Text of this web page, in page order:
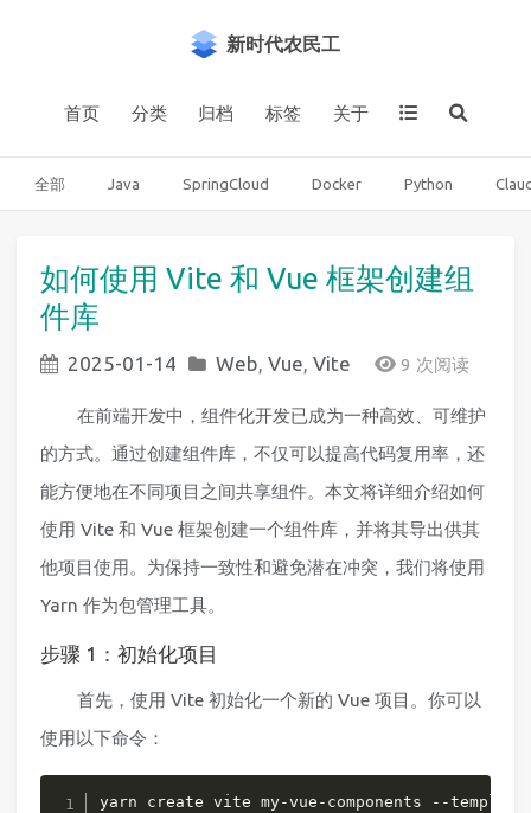
新时代农民工
首页 分类 归档 标签 关于
全部 Java SpringCloud Docker Python
如何使用 Vite 和 Vue 框架创建组
件库
2025-01-14 Web Vue Vite 9 次阅读
在前端开发中，组件化开发已成为一种高效、可维护
的方式。通过创建组件库，不仅可以提高代码复用率，还
能方便地在不同项目之间共享组件。本文将详细介绍如何
使用 Vite 和 Vue 框架创建一个组件库，并将其导出供其
他项目使用。为保持一致性和避免潜在冲突，我们将使用
Yarn 作为包管理工具。
步骤 1：初始化项目
首先，使用 Vite 初始化一个新的 Vue 项目。你可以
使用以下命令：
yarn create vite my-vue-components --template
复制